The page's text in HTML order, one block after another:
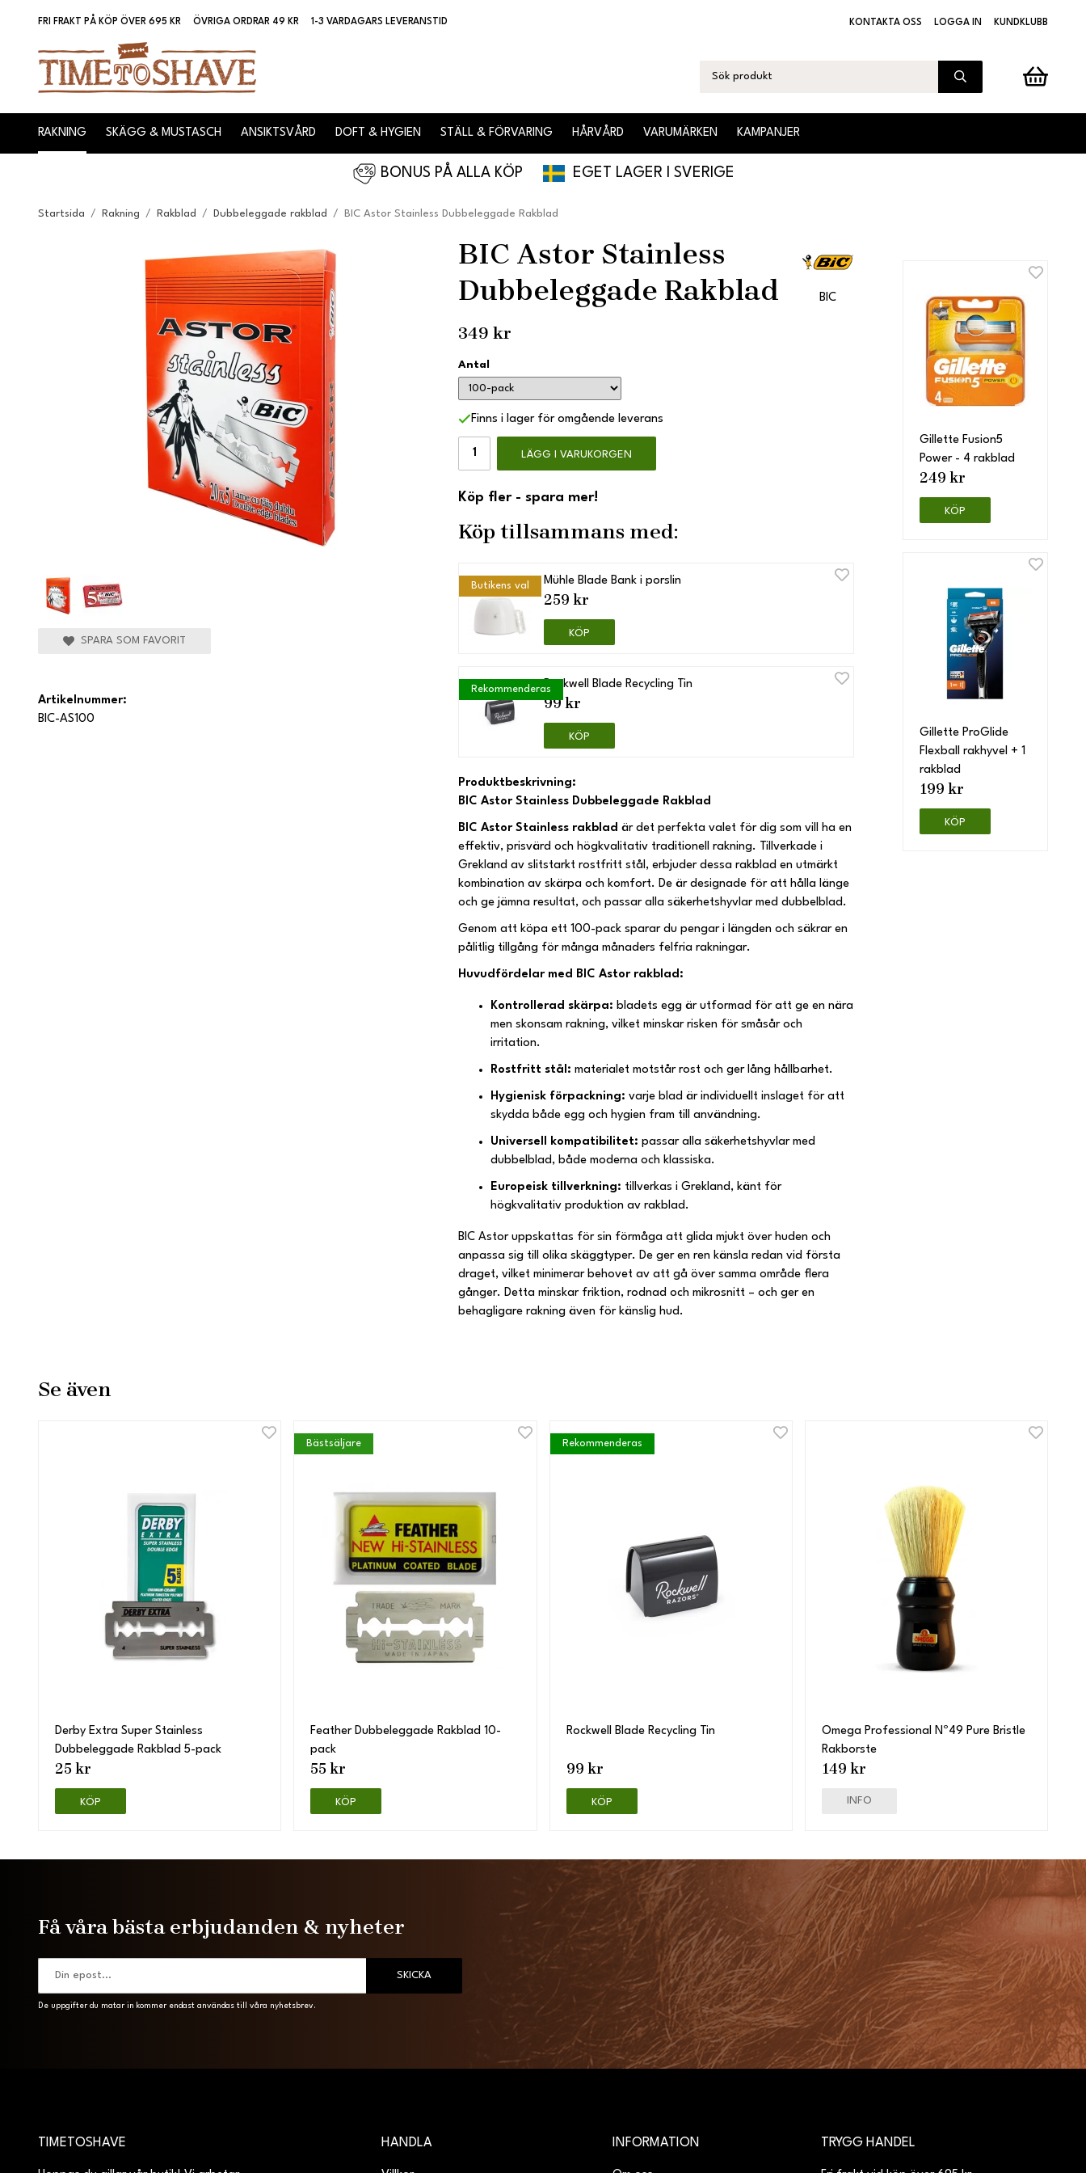
FRI FRAKT PÅ KÖP ÖVER 695 KR ÖVRIGA ORDRAR 49 KR 1-3 VARDAGARS LEVERANSTID KONTAKTA OSS LOGGA IN KUNDKLUBB
RAKNING SKÄGG & MUSTASCH ANSIKTSVÅRD DOFT & HYGIEN STÄLL & FÖRVARING HÅRVÅRD VARUMÄRKEN KAMPANJER
BONUS PÅ ALLA KÖP EGET LAGER I SVERIGE
Startsida / Rakning / Rakblad / Dubbeleggade rakblad / BIC Astor Stainless Dubbeleggade Rakblad
BIC Astor Stainless
Dubbeleggade Rakblad
BIC
349 kr
Antal
Finns i lager för omgående leverans
LÄGG I VARUKORGEN
Köp fler - spara mer!
Köp tillsammans med:
Butikens val Mühle Blade Bank i porslin
259 kr
KÖP
RekommenderasRockwell Blade Recycling Tin
99 kr
KÖP
Produktbeskrivning:
BIC Astor Stainless Dubbeleggade Rakblad
BIC Astor Stainless rakblad är det perfekta valet för dig som vill ha en
effektiv, prisvärd och högkvalitativ traditionell rakning. Tillverkade i
Grekland av slitstarkt rostfritt stål, erbjuder dessa rakblad en utmärkt
kombination av skärpa och komfort. De är designade för att hålla länge
och ge jämna resultat, och passar alla säkerhetshyvlar med dubbelblad.
Genom att köpa ett 100-pack sparar du pengar i längden och säkrar en
pålitlig tillgång för många månaders felfria rakningar.
Huvudfördelar med BIC Astor rakblad:
Kontrollerad skärpa: bladets egg är utformad för att ge en nära
men skonsam rakning, vilket minskar risken för småsår och
irritation.
Rostfritt stål: materialet motstår rost och ger lång hållbarhet.
Hygienisk förpackning: varje blad är individuellt inslaget för att
skydda både egg och hygien fram till användning.
Universell kompatibilitet: passar alla säkerhetshyvlar med
dubbelblad, både moderna och klassiska.
Europeisk tillverkning: tillverkas i Grekland, känt för
högkvalitativ produktion av rakblad.
BIC Astor uppskattas för sin förmåga att glida mjukt över huden och
anpassa sig till olika skäggtyper. De ger en ren känsla redan vid första
draget, vilket minimerar behovet av att gå över samma område flera
gånger. Detta minskar friktion, rodnad och mikrosnitt – och ger en
behagligare rakning även för känslig hud.
Gillette Fusion5
Power - 4 rakblad
249 kr
KÖP
Gillette ProGlide
Flexball rakhyvel + 1
rakblad
199 kr
KÖP
SPARA SOM FAVORIT
Artikelnummer:
BIC-AS100
Se även
Derby Extra Super Stainless
Dubbeleggade Rakblad 5-pack
25 kr
KÖP
Bästsäljare
Feather Dubbeleggade Rakblad 10-
pack
55 kr
KÖP
Rekommenderas
Rockwell Blade Recycling Tin
99 kr
KÖP
Omega Professional Nº49 Pure Bristle
Rakborste
149 kr
INFO
Få våra bästa erbjudanden & nyheter
SKICKA
De uppgifter du matar in kommer endast användas till våra nyhetsbrev.
TIMETOSHAVE HANDLA INFORMATION TRYGG HANDEL